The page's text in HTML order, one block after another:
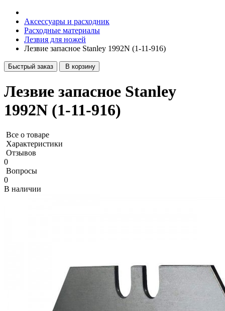
Аксессуары и расходник
Расходные материалы
Лезвия для ножей
Лезвие запасное Stanley 1992N (1-11-916)
Быстрый заказ В корзину
Лезвие запасное Stanley
1992N (1-11-916)
Все о товаре
Характеристики
Отзывов
0
Вопросы
0
В наличии